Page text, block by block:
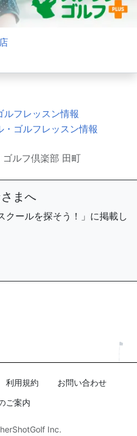
フレッスン情報
ゴルフレッスン情報
ゴルフ倶楽部 田町
まへ
クールを探そう！」に掲載し
利用規約
お問い合わせ
ご案内
Inc.